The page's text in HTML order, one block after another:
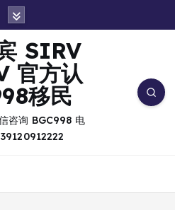
官方认
移民
咨询 BGC998 电